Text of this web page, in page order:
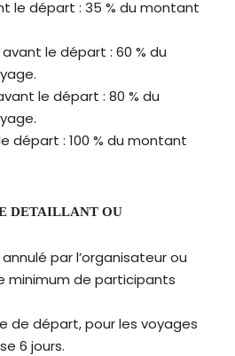
le départ : 35 % du montant
avant le départ : 60 % du
le départ : 80 % du
départ : 100 % du montant
DETAILLANT OU
par l’organisateur ou
minimum de participants
de départ, pour les voyages
6 jours.